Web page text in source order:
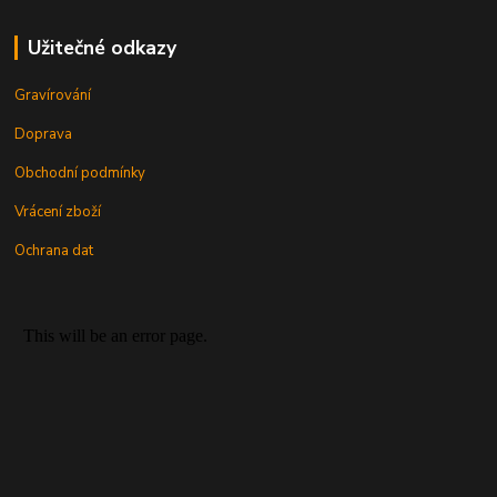
Užitečné odkazy
Gravírování
Doprava
Obchodní podmínky
Vrácení zboží
Ochrana dat